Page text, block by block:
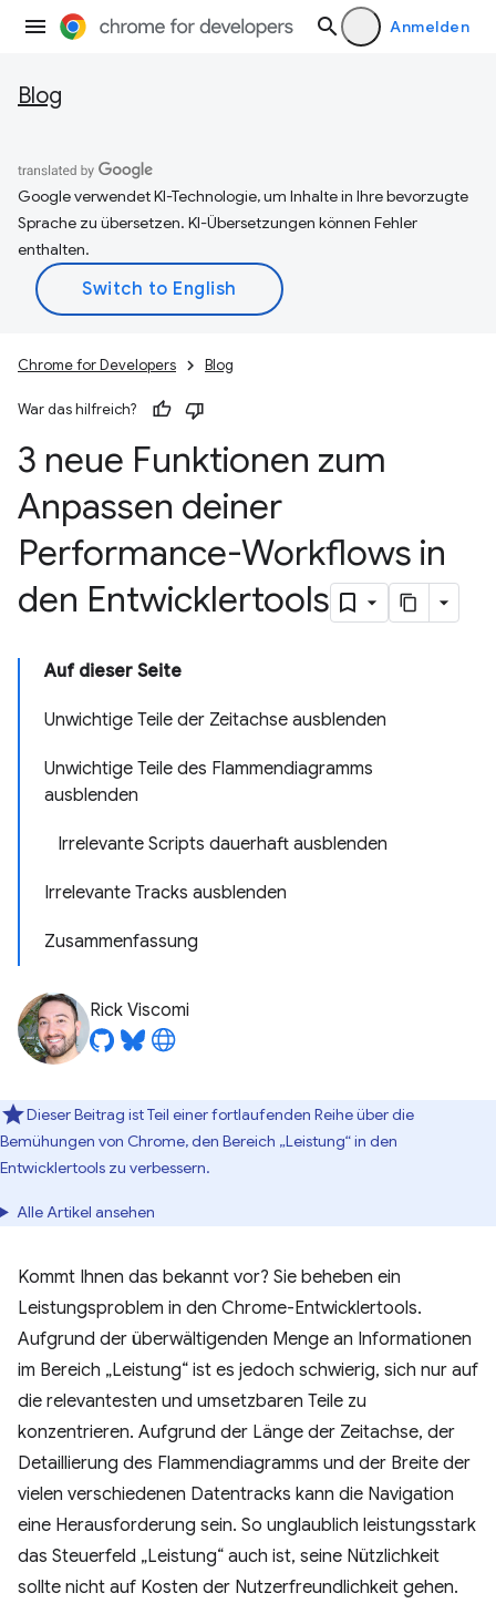
Anmelden
Blog
Google verwendet KI-Technologie, um Inhalte in Ihre bevorzugte
Sprache zu übersetzen. KI-Übersetzungen können Fehler
enthalten.
Chrome for Developers Blog
War das hilfreich?
3 neue Funktionen zum
Anpassen deiner
Performance-Workflows in
den Entwicklertools
Auf dieser Seite
Unwichtige Teile der Zeitachse ausblenden
Unwichtige Teile des Flammendiagramms
ausblenden
Irrelevante Scripts dauerhaft ausblenden
Irrelevante Tracks ausblenden
Zusammenfassung
Rick Viscomi
Dieser Beitrag ist Teil einer fortlaufenden Reihe über die
Bemühungen von Chrome, den Bereich „Leistung“ in den
Entwicklertools zu verbessern.
Alle Artikel ansehen
Kommt Ihnen das bekannt vor? Sie beheben ein
Leistungsproblem in den Chrome-Entwicklertools.
Aufgrund der überwältigenden Menge an Informationen
im Bereich „Leistung“ ist es jedoch schwierig, sich nur auf
die relevantesten und umsetzbaren Teile zu
konzentrieren. Aufgrund der Länge der Zeitachse, der
Detaillierung des Flammendiagramms und der Breite der
vielen verschiedenen Datentracks kann die Navigation
eine Herausforderung sein. So unglaublich leistungsstark
das Steuerfeld „Leistung“ auch ist, seine Nützlichkeit
sollte nicht auf Kosten der Nutzerfreundlichkeit gehen.